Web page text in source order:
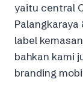
yaitu central
label
bahkan kami
branding